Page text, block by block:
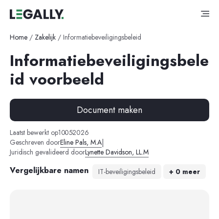
Home / Zakelijk / Informatiebeveiligingsbeleid
Informatiebeveiligingsbele
id voorbeeld
Document maken
Laatst bewerkt op10-05-2026
Geschreven doorEline Pals, M.A|
Juridisch gevalideerd doorLynette Davidson, LL.M
Vergelijkbare namen IT-beveiligingsbeleid + 0 meer